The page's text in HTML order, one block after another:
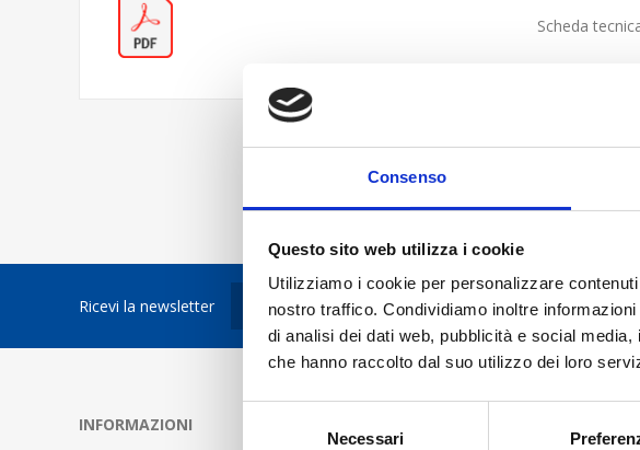
Consenso
Questo sito web utilizza i cookie
Utilizziamo i cookie per personalizzare
nostro traffico. Condividiamo inoltre
di analisi dei dati web, pubblicità e social
che hanno raccolto dal suo utilizzo dei loro
Necessari
Scheda
Ricevi la newsletter
INFORMAZIONI